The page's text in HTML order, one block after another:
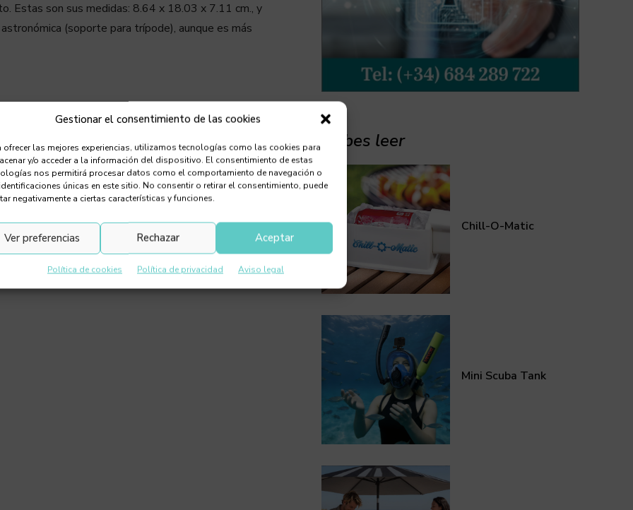
Gestionar el consentimiento de las cookies
ofrecer las mejores experiencias, utilizamos tecnologías como las cookies para
y/o acceder a la información del dispositivo. El consentimiento de estas
nos permitirá procesar datos como el comportamiento de navegación o
únicas en este sitio. No consentir o retirar el consentimiento, puede
negativamente a ciertas características y funciones.
Aceptar
Rechazar
Ver preferencias
Política de cookies Política de privacidad Aviso legal
Estas son sus medidas: 8.64 x 18.03 x 7.11 cm., y
(soporte para trípode), aunque es más
Debes leer
Chill-O-Matic
Mini Scuba Tank